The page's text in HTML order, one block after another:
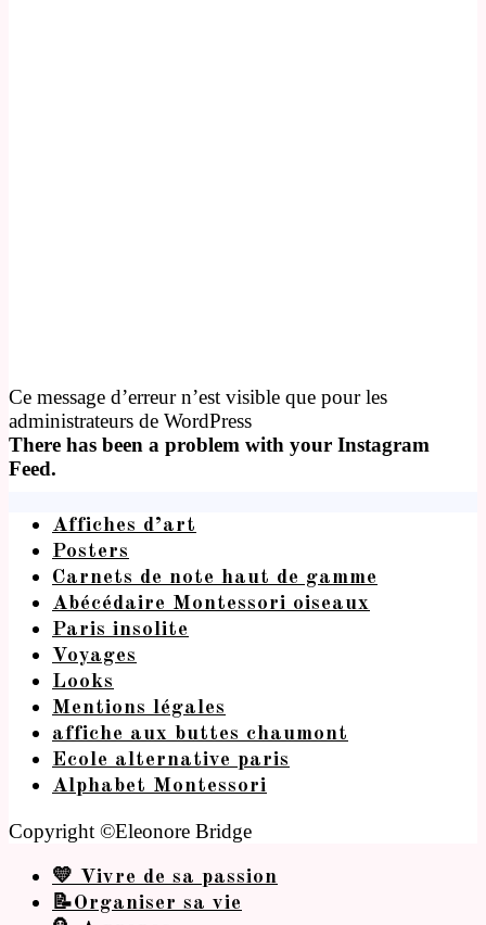
Ce message d’erreur n’est visible que pour les
administrateurs de WordPress
There has been a problem with your Instagram
Feed.
Affiches d’art
Posters
Carnets de note haut de gamme
Abécédaire Montessori oiseaux
Paris insolite
Voyages
Looks
Mentions légales
affiche aux buttes chaumont
Ecole alternative paris
Alphabet Montessori
Copyright ©Eleonore Bridge
💛 Vivre de sa passion
📝Organiser sa vie